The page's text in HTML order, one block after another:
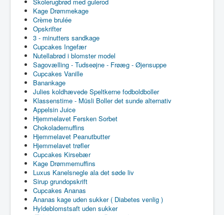
Kage Drømmekage
Crème brulée
Opskrifter
3 - minutters sandkage
Cupcakes Ingefær
Nutellabrød i blomster model
Sagovælling - Tudseøjne - Frøæg - Øjensuppe
Cupcakes Vanille
Banankage
Julies koldhævede Speltkerne fodboldboller
Klassenstime - Müsli Boller det sunde alternativ
Appelsin Juice
Hjemmelavet Fersken Sorbet
Chokolademuffins
Hjemmelavet Peanutbutter
Hjemmelavet trøfler
Cupcakes Kirsebær
Kage Drømmemuffins
Luxus Kanelsnegle ala det søde liv
Sirup grundopskrift
Cupcakes Ananas
Ananas kage uden sukker ( Diabetes venlig )
Hyldeblomstsaft uden sukker